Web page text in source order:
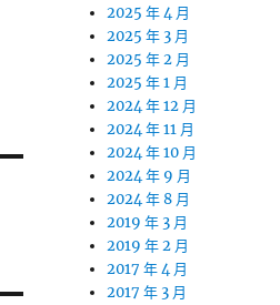
2025 年 4 月
2025 年 3 月
2025 年 2 月
2025 年 1 月
2024 年 12 月
2024 年 11 月
2024 年 10 月
2024 年 9 月
2024 年 8 月
2019 年 3 月
2019 年 2 月
2017 年 4 月
2017 年 3 月